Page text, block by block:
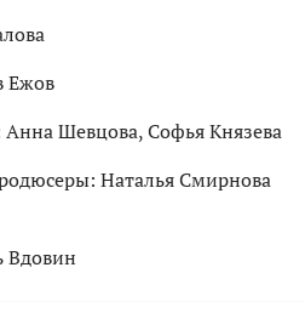
Ежов
Шевцова, Софья Князева
Наталья Смирнова
Вдовин